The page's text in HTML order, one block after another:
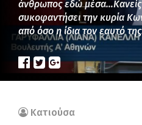
άνθρωπος εδώ μέσα…Κανείς
συκοφαντήσει την κυρία
από όσο η ίδια τον εαυτό
Κατιούσα